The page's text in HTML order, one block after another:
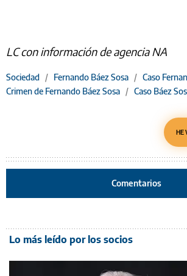
LC con información de agencia NA
Sociedad / Fernando Báez Sosa / Caso
Crimen de Fernando Báez Sosa / Caso Báez
HE
Comentarios
Lo más leído por los socios